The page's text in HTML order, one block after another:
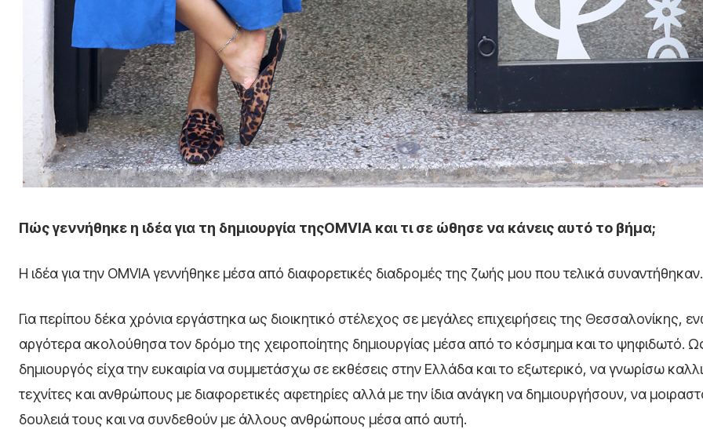
Πώς γεννήθηκε η ιδέα για τη δημιουργία τηςOMVIA και τι σε ώθησε να κάνεις αυτό το βήμα;
Η ιδέα για την OMVIA γεννήθηκε μέσα από διαφορετικές διαδρομές της ζωής μου που τελικά συναντήθηκαν.
Για περίπου δέκα χρόνια εργάστηκα ως διοικητικό στέλεχος σε μεγάλες επιχειρήσεις της Θεσσαλονίκης,
αργότερα ακολούθησα τον δρόμο της χειροποίητης δημιουργίας μέσα από το κόσμημα και το ψηφιδωτό.
δημιουργός είχα την ευκαιρία να συμμετάσχω σε εκθέσεις στην Ελλάδα και το εξωτερικό, να γνωρίσω
τεχνίτες και ανθρώπους με διαφορετικές αφετηρίες αλλά με την ίδια ανάγκη να δημιουργήσουν, να
δουλειά τους και να συνδεθούν με άλλους ανθρώπους μέσα από αυτή.